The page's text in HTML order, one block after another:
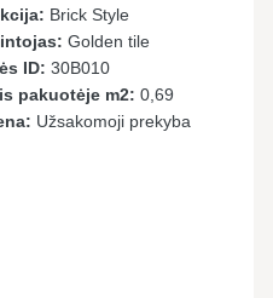
Brick Style
Golden tile
ID: 30В010
pakuotėje m2: 0,69
Užsakomoji prekyba